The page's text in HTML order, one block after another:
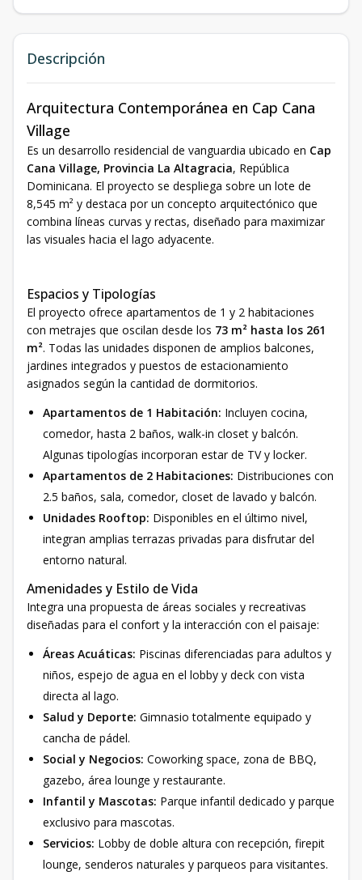
Descripción
Arquitectura Contemporánea en Cap Cana
Village
Es un desarrollo residencial de vanguardia ubicado en Cap
Cana Village, Provincia La Altagracia, República
Dominicana. El proyecto se despliega sobre un lote de
8,545 m² y destaca por un concepto arquitectónico que
combina líneas curvas y rectas, diseñado para maximizar
las visuales hacia el lago adyacente.
Espacios y Tipologías
El proyecto ofrece apartamentos de 1 y 2 habitaciones
con metrajes que oscilan desde los 73 m² hasta los 261
m². Todas las unidades disponen de amplios balcones,
jardines integrados y puestos de estacionamiento
asignados según la cantidad de dormitorios.
Apartamentos de 1 Habitación: Incluyen cocina,
comedor, hasta 2 baños, walk-in closet y balcón.
Algunas tipologías incorporan estar de TV y locker.
Apartamentos de 2 Habitaciones: Distribuciones con
2.5 baños, sala, comedor, closet de lavado y balcón.
Unidades Rooftop: Disponibles en el último nivel,
integran amplias terrazas privadas para disfrutar del
entorno natural.
Amenidades y Estilo de Vida
Integra una propuesta de áreas sociales y recreativas
diseñadas para el confort y la interacción con el paisaje:
Áreas Acuáticas: Piscinas diferenciadas para adultos y
niños, espejo de agua en el lobby y deck con vista
directa al lago.
Salud y Deporte: Gimnasio totalmente equipado y
cancha de pádel.
Social y Negocios: Coworking space, zona de BBQ,
gazebo, área lounge y restaurante.
Infantil y Mascotas: Parque infantil dedicado y parque
exclusivo para mascotas.
Servicios: Lobby de doble altura con recepción, firepit
lounge, senderos naturales y parqueos para visitantes.